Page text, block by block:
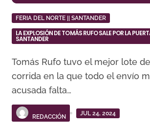
FERIA DEL NORTE || SANTANDER
LA EXPLOSIÓN DE TOMÁS RUFO SALE POR LA PUERTA GRANDE EN
SANTANDER
Tomás Rufo tuvo el mejor lote dentro de una
corrida en la que todo el envío
acusada falta…
REDACCIÓN
JUL 24, 2024